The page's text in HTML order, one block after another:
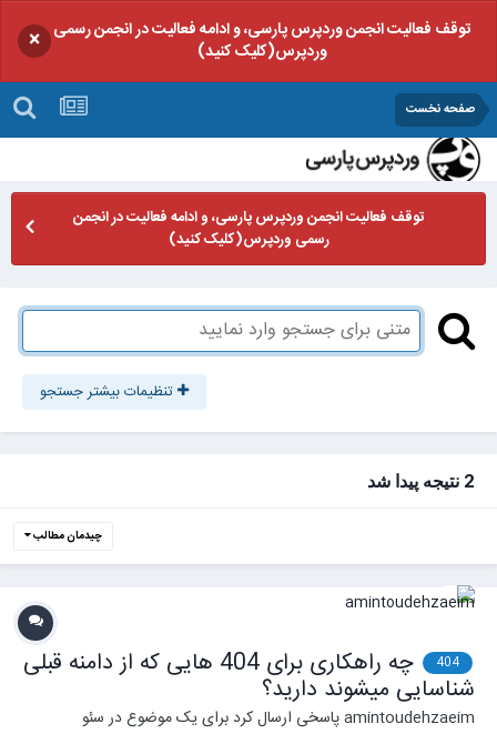
توقف فعالیت انجمن وردپرس پارسی، و ادامه فعالیت در انجمن رسمی
وردپرس(کلیک کنید)
×
صفحه نخست
توقف فعالیت انجمن وردپرس پارسی، و ادامه فعالیت در انجمن
رسمی وردپرس(کلیک کنید)
تنظیمات بیشتر جستجو
2 نتیجه پیدا شد
چیدمان مطالب
404 چه راهکاری برای 404 هایی که از دامنه قبلی
شناسایی میشوند دارید؟
amintoudehzaeimپاسخی ارسال کرد برای یک موضوع درسئو